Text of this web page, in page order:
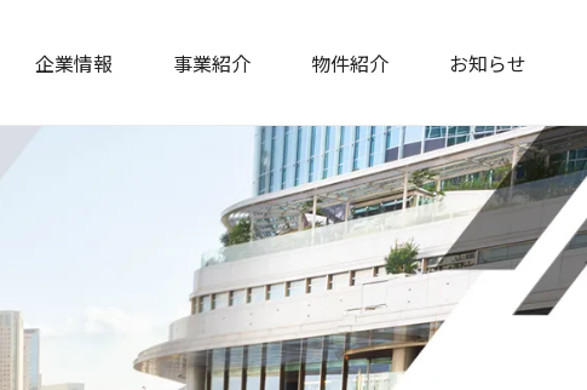
企業情報 事業紹介 物件紹介 お知らせ